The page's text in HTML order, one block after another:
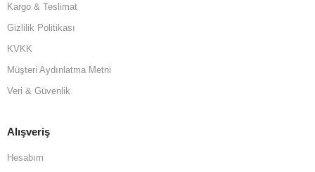
Kargo & Teslimat
Gizlilik Politikası
KVKK
Müşteri Aydınlatma Metni
Veri & Güvenlik
Alışveriş
Hesabım